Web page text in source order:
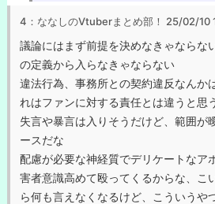
4：ななしのVtuberまとめ部！ 25/02/10
議論にはまず前提を決めなきゃならな
の定義から入らなきゃならない
違法行為、事務所との契約違反なんか
れはファンに対する責任とは違うと思
失言や暴言は入りそうだけど、範囲が
ースだな
配慮が必要な神経質でデリケートなア
害者意識高めて殴ってくるからな、こ
ら何も言えなくなるけど、こういうや